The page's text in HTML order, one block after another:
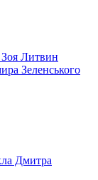
Зоя Литвин
Зеленського
Дмитра